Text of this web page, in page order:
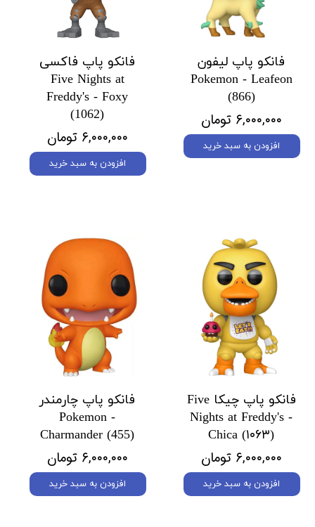
فانکو پاپ لیفون
Pokemon - Leafeon
(866)
۶,۰۰۰,۰۰۰ تومان
افزودن به سبد خرید
فانکو پاپ فاکسی
Five Nights at
Freddy's - Foxy
(1062)
۶,۰۰۰,۰۰۰ تومان
افزودن به سبد خرید
فانکو پاپ چیکا Five
Nights at Freddy's -
Chica (۱۰۶۳)
۶,۰۰۰,۰۰۰ تومان
افزودن به سبد خرید
فانکو پاپ چارمندر
Pokemon -
Charmander (455)
۶,۰۰۰,۰۰۰ تومان
افزودن به سبد خرید